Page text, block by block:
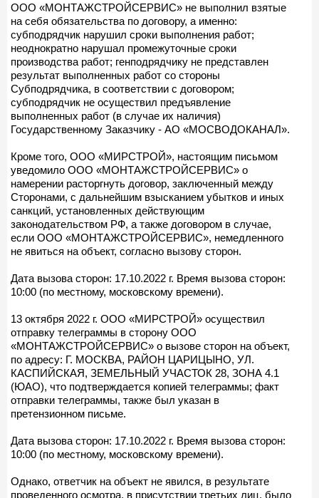
ООО «МОНТАЖСТРОЙСЕРВИС» не выполнил взятые
на себя обязательства по договору, а именно:
субподрядчик нарушил сроки выполнения работ;
неоднократно нарушал промежуточные сроки
производства работ; генподрядчику не представлен
результат выполненных работ со стороны
Субподрядчика, в соответствии с договором;
субподрядчик не осуществил предъявление
выполненных работ (в случае их наличия)
Государственному Заказчику - АО «МОСВОДОКАНАЛ».
Кроме того, ООО «МИРСТРОЙ», настоящим письмом
уведомило ООО «МОНТАЖСТРОЙСЕРВИС» о
намерении расторгнуть договор, заключенный между
Сторонами, с дальнейшим взысканием убытков и иных
санкций, установленных действующим
законодательством РФ, а также договором в случае,
если ООО «МОНТАЖСТРОЙСЕРВИС», немедленного
не явиться на объект, согласно вызову сторон.
Дата вызова сторон: 17.10.2022 г. Время вызова сторон:
10:00 (по местному, московскому времени).
13 октября 2022 г. ООО «МИРСТРОЙ» осуществил
отправку телеграммы в сторону ООО
«МОНТАЖСТРОЙСЕРВИС» о вызове сторон на объект,
по адресу: Г. МОСКВА, РАЙОН ЦАРИЦЫНО, УЛ.
КАСПИЙСКАЯ, ЗЕМЕЛЬНЫЙ УЧАСТОК 28, ЗОНА 4.1
(ЮАО), что подтверждается копией телеграммы; факт
отправки телеграммы, также был указан в
претензионном письме.
Дата вызова сторон: 17.10.2022 г. Время вызова сторон:
10:00 (по местному, московскому времени).
Однако, ответчик на объект не явился, в результате
проведенного осмотра, в присутствии третьих лиц, было